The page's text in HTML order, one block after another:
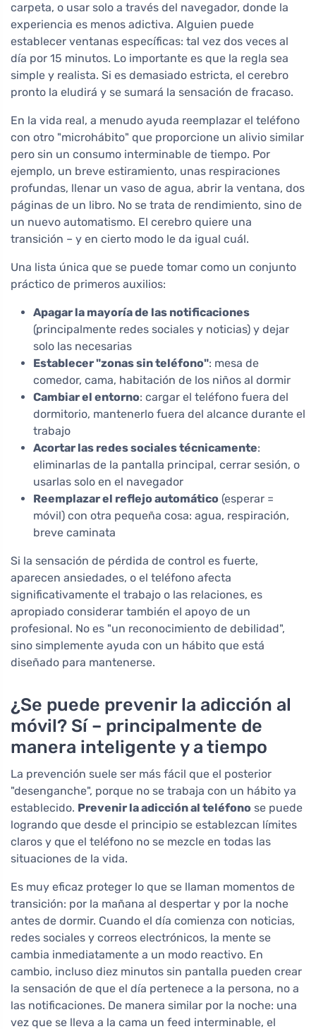
carpeta, o usar solo a través del navegador, donde la
experiencia es menos adictiva. Alguien puede
establecer ventanas específicas: tal vez dos veces al
día por 15 minutos. Lo importante es que la regla sea
simple y realista. Si es demasiado estricta, el cerebro
pronto la eludirá y se sumará la sensación de fracaso.
En la vida real, a menudo ayuda reemplazar el teléfono
con otro "microhábito" que proporcione un alivio similar
pero sin un consumo interminable de tiempo. Por
ejemplo, un breve estiramiento, unas respiraciones
profundas, llenar un vaso de agua, abrir la ventana, dos
páginas de un libro. No se trata de rendimiento, sino de
un nuevo automatismo. El cerebro quiere una
transición – y en cierto modo le da igual cuál.
Una lista única que se puede tomar como un conjunto
práctico de primeros auxilios:
Apagar la mayoría de las notificaciones
(principalmente redes sociales y noticias) y dejar
solo las necesarias
Establecer "zonas sin teléfono": mesa de
comedor, cama, habitación de los niños al dormir
Cambiar el entorno: cargar el teléfono fuera del
dormitorio, mantenerlo fuera del alcance durante el
trabajo
Acortar las redes sociales técnicamente:
eliminarlas de la pantalla principal, cerrar sesión, o
usarlas solo en el navegador
Reemplazar el reflejo automático (esperar =
móvil) con otra pequeña cosa: agua, respiración,
breve caminata
Si la sensación de pérdida de control es fuerte,
aparecen ansiedades, o el teléfono afecta
significativamente el trabajo o las relaciones, es
apropiado considerar también el apoyo de un
profesional. No es "un reconocimiento de debilidad",
sino simplemente ayuda con un hábito que está
diseñado para mantenerse.
¿Se puede prevenir la adicción al
móvil? Sí – principalmente de
manera inteligente y a tiempo
La prevención suele ser más fácil que el posterior
"desenganche", porque no se trabaja con un hábito ya
establecido. Prevenir la adicción al teléfono se puede
logrando que desde el principio se establezcan límites
claros y que el teléfono no se mezcle en todas las
situaciones de la vida.
Es muy eficaz proteger lo que se llaman momentos de
transición: por la mañana al despertar y por la noche
antes de dormir. Cuando el día comienza con noticias,
redes sociales y correos electrónicos, la mente se
cambia inmediatamente a un modo reactivo. En
cambio, incluso diez minutos sin pantalla pueden crear
la sensación de que el día pertenece a la persona, no a
las notificaciones. De manera similar por la noche: una
vez que se lleva a la cama un feed interminable, el